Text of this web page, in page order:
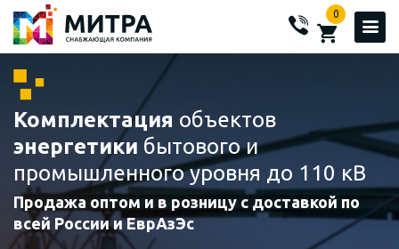
0
Комплектация объектов
энергетики бытового и
промышленного уровня до 110 кВ
Продажа оптом и в розницу с доставкой по
всей России и ЕврАзЭс